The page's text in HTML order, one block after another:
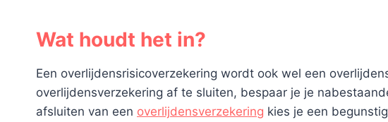
Wat houdt het in?
Een overlijdensrisicoverzekering wordt ook wel een
overlijdensverzekering af te sluiten, bespaar je je
afsluiten van een overlijdensverzekering kies je een